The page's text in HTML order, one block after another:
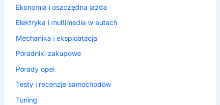
Ekonomia i oszczędna jazda
Elektryka i multimedia w autach
Mechanika i eksploatacja
Poradniki zakupowe
Porady opel
Testy i recenzje samochodów
Tuning